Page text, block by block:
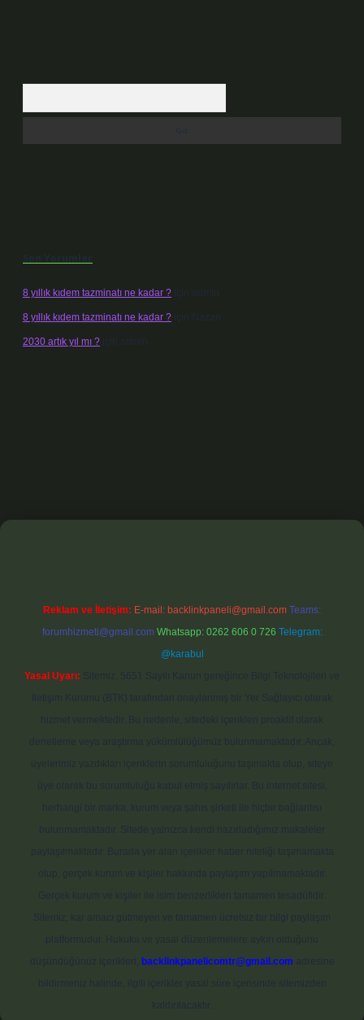
Son Yorumlar
8 yıllık kıdem tazminatı ne kadar ? için admin
8 yıllık kıdem tazminatı ne kadar ? için Nazan
2030 artık yıl mı ? için admin
Reklam ve İletişim: E-mail: backlinkpaneli@gmail.com Teams:
forumhizmeti@gmail.com Whatsapp: 0262 606 0 726 Telegram:
@karabul
Yasal Uyarı:
backlinkpanelicomtr@gmail.com